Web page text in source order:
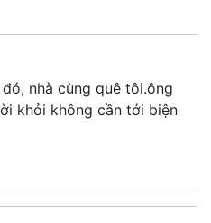
nhà cùng quê tôi.ông
khỏi không cần tới biện